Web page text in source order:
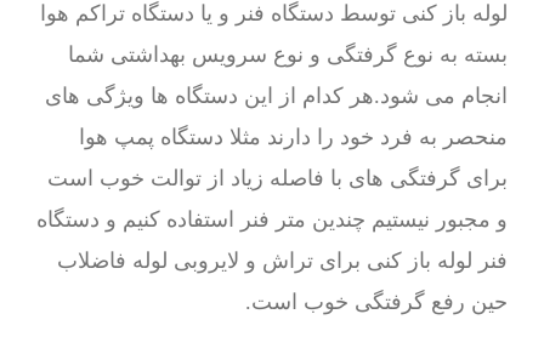
لوله باز کنی توسط دستگاه فنر و یا دستگاه تراکم هوا
بسته به نوع گرفتگی و نوع سرویس بهداشتی شما
انجام می شود.هر کدام از این دستگاه ها ویژگی های
منحصر به فرد خود را دارند مثلا دستگاه پمپ هوا
برای گرفتگی های با فاصله زیاد از توالت خوب است
و مجبور نیستیم چندین متر فنر استفاده کنیم و دستگاه
فنر لوله باز کنی برای تراش و لایروبی لوله فاضلاب
حین رفع گرفتگی خوب است.